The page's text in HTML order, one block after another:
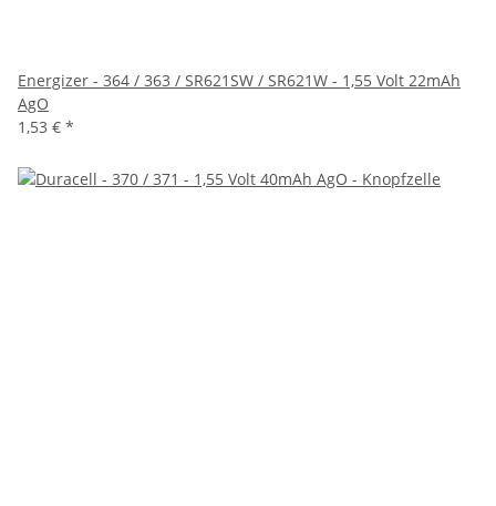
Energizer - 364 / 363 / SR621SW / SR621W - 1,55 Volt 22mAh
AgO
1,53 € *